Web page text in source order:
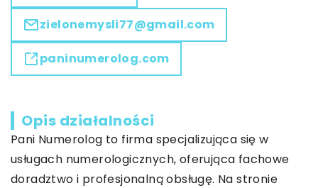
zielonemysli77@gmail.com
paninumerolog.com
Opis działalności
Pani Numerolog to firma specjalizująca się w
usługach numerologicznych, oferująca fachowe
doradztwo i profesjonalną obsługę. Na stronie